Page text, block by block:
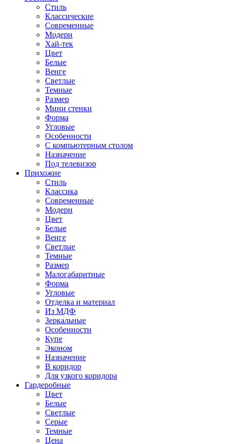
Стиль
Классические
Современные
Модерн
Хай-тек
Цвет
Белые
Венге
Светлые
Темные
Размер
Мини стенки
Форма
Угловые
Особенности
С компьютерным столом
Назначение
Под телевизор
Прихожие
Стиль
Классика
Современные
Модерн
Цвет
Белые
Венге
Светлые
Темные
Размер
Малогабаритные
Форма
Угловые
Отделка и материал
Из МДФ
Зеркальные
Особенности
Купе
Эконом
Назначение
В коридор
Для узкого коридора
Гардеробные
Цвет
Белые
Светлые
Серые
Темные
Цена